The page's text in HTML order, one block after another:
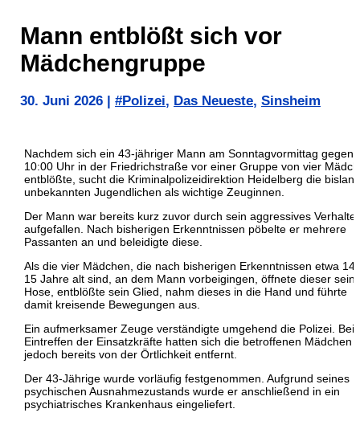
Mann entblößt sich vor
Mädchengruppe
30. Juni 2026 #Polizei, Das Neueste, Sinsheim
Nachdem sich ein 43-jähriger Mann am Sonntagvormittag gegen
10:00 Uhr in der Friedrichstraße vor einer Gruppe von vier
entblößte, sucht die Kriminalpolizeidirektion Heidelberg die bislang
unbekannten Jugendlichen als wichtige Zeuginnen.
Der Mann war bereits kurz zuvor durch sein aggressives
aufgefallen. Nach bisherigen Erkenntnissen pöbelte er mehrere
Passanten an und beleidigte diese.
Als die vier Mädchen, die nach bisherigen Erkenntnissen etwa 14
15 Jahre alt sind, an dem Mann vorbeigingen, öffnete dieser
Hose, entblößte sein Glied, nahm dieses in die Hand und führte
damit kreisende Bewegungen aus.
Ein aufmerksamer Zeuge verständigte umgehend die Polizei.
Eintreffen der Einsatzkräfte hatten sich die betroffenen Mädchen
jedoch bereits von der Örtlichkeit entfernt.
Der 43-Jährige wurde vorläufig festgenommen. Aufgrund seines
psychischen Ausnahmezustands wurde er anschließend in ein
psychiatrisches Krankenhaus eingeliefert.